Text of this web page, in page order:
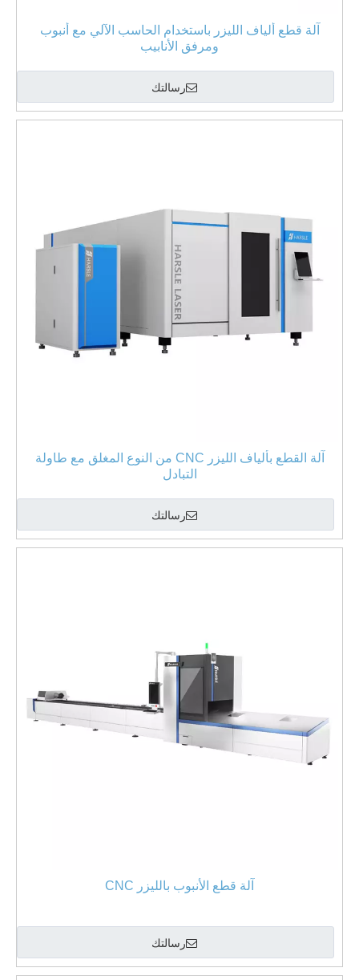
آلة قطع ألياف الليزر باستخدام الحاسب الآلي مع أنبوب
ومرفق الأنابيب
رسالتك
آلة القطع بألياف الليزر CNC من النوع المغلق مع طاولة
التبادل
رسالتك
آلة قطع الأنبوب بالليزر CNC
رسالتك